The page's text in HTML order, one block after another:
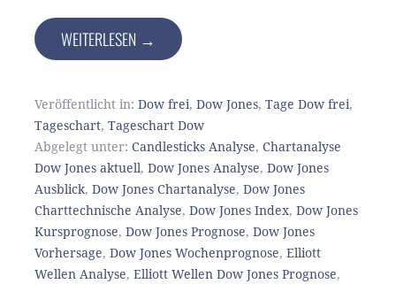
WEITERLESEN →
Veröffentlicht in: Dow frei, Dow Jones, Tage Dow frei,
Tageschart, Tageschart Dow
Abgelegt unter: Candlesticks Analyse, Chartanalyse
Dow Jones aktuell, Dow Jones Analyse, Dow Jones
Ausblick, Dow Jones Chartanalyse, Dow Jones
Charttechnische Analyse, Dow Jones Index, Dow Jones
Kursprognose, Dow Jones Prognose, Dow Jones
Vorhersage, Dow Jones Wochenprognose, Elliott
Wellen Analyse, Elliott Wellen Dow Jones Prognose,